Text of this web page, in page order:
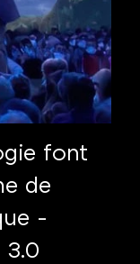
font
de
-
3.0